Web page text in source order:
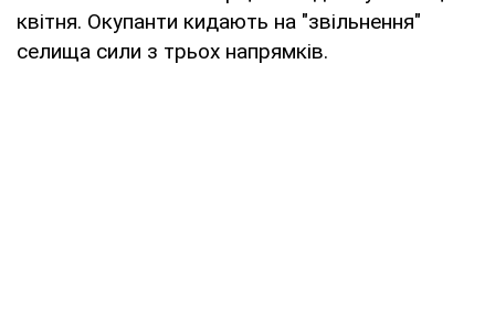
квітня. Окупанти кидають на "звільнення"
селища сили з трьох напрямків.